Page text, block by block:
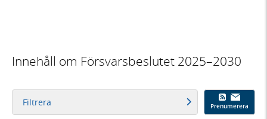
Innehåll om Försvarsbeslutet 2025–2030
Filtrera Prenumerera